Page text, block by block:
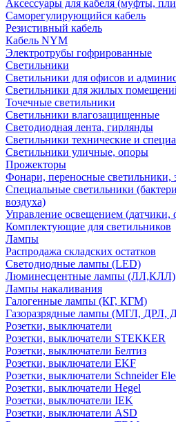
Аксессуары для кабеля (муфты,
Саморегулирующийся кабель
Резистивный кабель
Кабель NYM
Электротрубы гофрированные
Светильники
Светильники для офисов и
Светильники для жилых
Точечные светильники
Светильники влагозащищенные
Светодиодная лента, гирлянды
Светильники технические и
Светильники уличные, опоры
Прожекторы
Фонари, переносные светильники,
Специальные светильники
воздуха)
Управление освещением (датчики,
Комплектующие для светильников
Лампы
Распродажа складских остатков
Светодиодные лампы (LED)
Люминесцентные лампы (ЛЛ,КЛЛ)
Лампы накаливания
Галогенные лампы (КГ, КГМ)
Газоразрядные лампы (МГЛ, ДРЛ,
Розетки, выключатели
Розетки, выключатели STEKKER
Розетки, выключатели Белтиз
Розетки, выключатели EKF
Розетки, выключатели Schneider
Розетки, выключатели Hegel
Розетки, выключатели IEK
Розетки, выключатели ASD